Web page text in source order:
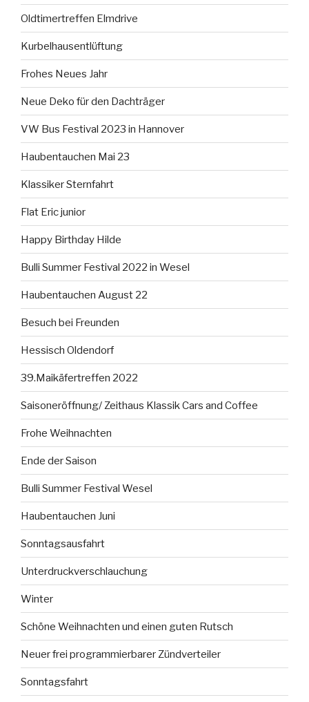
Oldtimertreffen Elmdrive
Kurbelhausentlüftung
Frohes Neues Jahr
Neue Deko für den Dachträger
VW Bus Festival 2023 in Hannover
Haubentauchen Mai 23
Klassiker Sternfahrt
Flat Eric junior
Happy Birthday Hilde
Bulli Summer Festival 2022 in Wesel
Haubentauchen August 22
Besuch bei Freunden
Hessisch Oldendorf
39.Maikäfertreffen 2022
Saisoneröffnung/ Zeithaus Klassik Cars and Coffee
Frohe Weihnachten
Ende der Saison
Bulli Summer Festival Wesel
Haubentauchen Juni
Sonntagsausfahrt
Unterdruckverschlauchung
Winter
Schöne Weihnachten und einen guten Rutsch
Neuer frei programmierbarer Zündverteiler
Sonntagsfahrt